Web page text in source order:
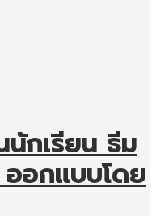
กเรียน ธีม
อกแบบโดย